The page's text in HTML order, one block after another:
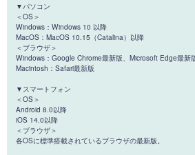
▼パソコン
＜OS＞
Windows：Windows 10 以降
MacOS：MacOS 10.15（Catalina）以降
＜ブラウザ＞
Windows：Google Chrome最新版、Microsoft Edge最新
Macintosh：Safari最新版
▼スマートフォン
＜OS＞
Android 8.0以降
iOS 14.0以降
＜ブラウザ＞
各OSに標準搭載されているブラウザの最新版。